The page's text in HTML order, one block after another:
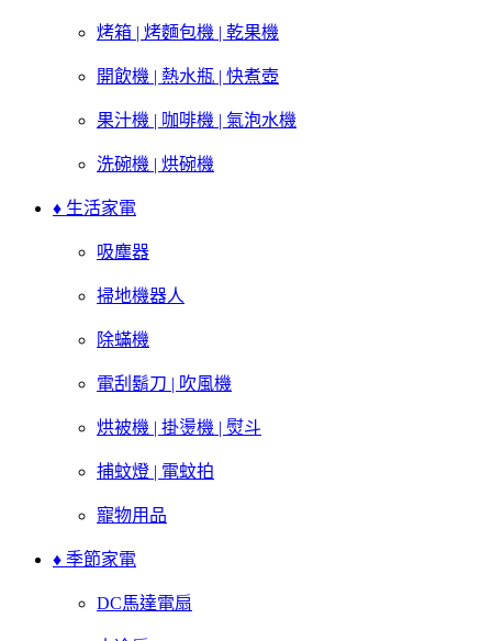
烤箱 | 烤麵包機 | 乾果機
開飲機 | 熱水瓶 | 快煮壺
果汁機 | 咖啡機 | 氣泡水機
洗碗機 | 烘碗機
♦ 生活家電
吸塵器
掃地機器人
除蟎機
電刮鬍刀 | 吹風機
烘被機 | 掛燙機 | 熨斗
捕蚊燈 | 電蚊拍
寵物用品
♦ 季節家電
DC馬達電扇